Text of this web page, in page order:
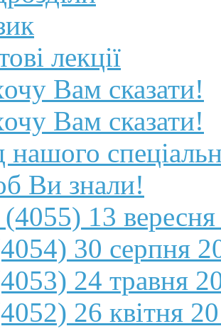
лекції
Вам сказати!
Вам сказати!
нашого
Ви знали!
13
30 серпня
24 травня
26 квітня